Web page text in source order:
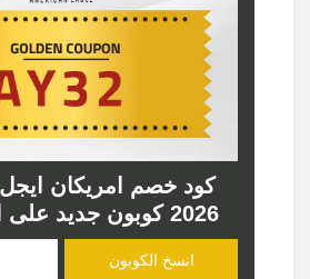
كود خصم امريكان
2026 كوبون جديد على الاساسيات
انسخ الكوبون